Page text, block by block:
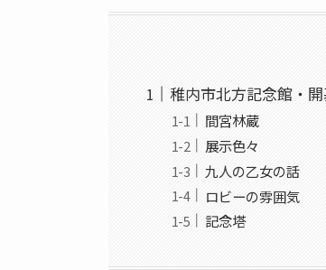
稚内市北方記念館・
間宮林蔵
展示色々
九人の乙女の話
ロビーの雰囲気
記念塔